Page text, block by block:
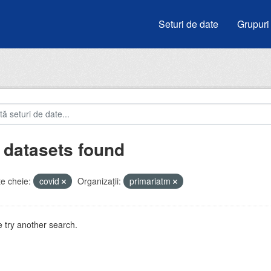
Seturi de date Grupuri
found
cheie: covid Organizații: primariatm
try another search.